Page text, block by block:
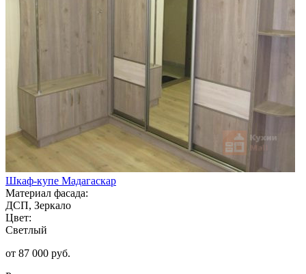
Шкаф-купе Мадагаскар
Материал фасада:
ДСП, Зеркало
Цвет:
Светлый
от 87 000 руб.